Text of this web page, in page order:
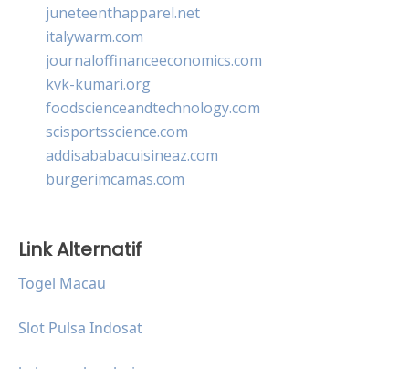
juneteenthapparel.net
italywarm.com
journaloffinanceeconomics.com
kvk-kumari.org
foodscienceandtechnology.com
scisportsscience.com
addisababacuisineaz.com
burgerimcamas.com
Link Alternatif
Togel Macau
Slot Pulsa Indosat